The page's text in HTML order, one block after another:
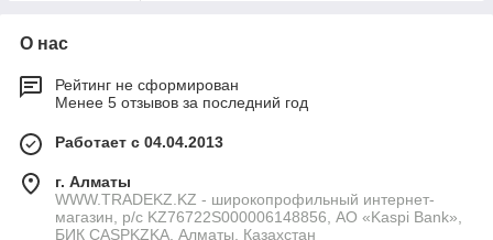
О нас
Рейтинг не сформирован
Менее 5 отзывов за последний год
Работает с 04.04.2013
г. Алматы
WWW.TRADEKZ.KZ - широкопрофильный интернет-
магазин, р/с KZ76722S000006148856, АО «Kaspi Bank»,
БИК CASPKZKA, Алматы, Казахстан